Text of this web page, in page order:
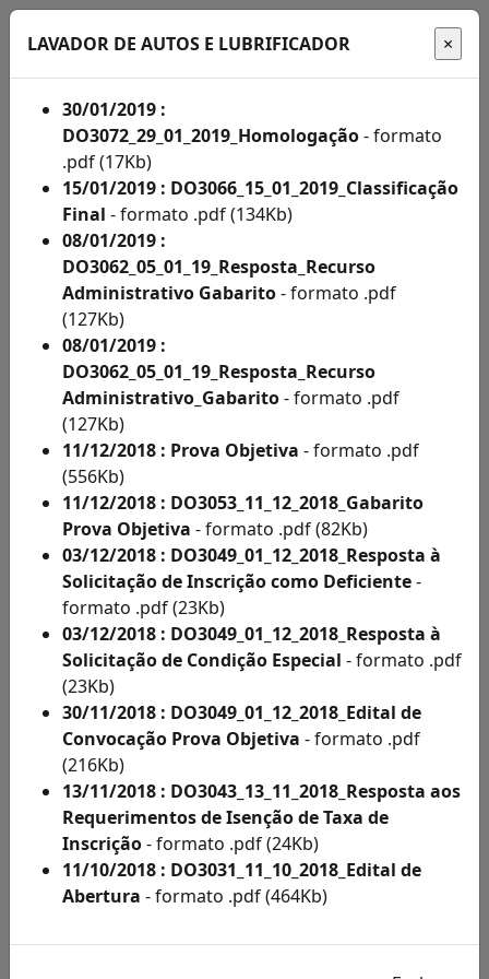
Início
Administração
Concursos
Concursos
Acompanhe
aqui
editais
Acesso
Informação
Solicitações
de
Condições
Especiais
e
Inscritos
Como
Deficientes
por
Ano
Inscritos
Como
Deficientes
por
LAVADOR DE AUTOS E LUBRIFICADOR
30/01/2019 :
DO3072_29_01_2019_Homologação- formato
.pdf (17Kb)
15/01/2019 : DO3066_15_01_2019_Classificação
Final - formato .pdf (134Kb)
08/01/2019 :
DO3062_05_01_19_Resposta_Recurso
Administrativo Gabarito- formato .pdf
(127Kb)
08/01/2019 :
DO3062_05_01_19_Resposta_Recurso
Administrativo_Gabarito- formato .pdf
(127Kb)
11/12/2018 : Prova Objetiva - formato .pdf
(556Kb)
11/12/2018 : DO3053_11_12_2018_Gabarito
Prova Objetiva - formato .pdf (82Kb)
03/12/2018 : DO3049_01_12_2018_Resposta à
Solicitação de Inscrição como Deficiente-
formato .pdf (23Kb)
03/12/2018 : DO3049_01_12_2018_Resposta à
Solicitação de Condição Especial - formato .pdf
(23Kb)
30/11/2018 : DO3049_01_12_2018_Edital de
Convocação Prova Objetiva - formato .pdf
(216Kb)
13/11/2018 : DO3043_13_11_2018_Resposta aos
Requerimentos de Isenção de Taxa de
Inscrição- formato .pdf (24Kb)
11/10/2018 : DO3031_11_10_2018_Edital de
Abertura - formato .pdf (464Kb)